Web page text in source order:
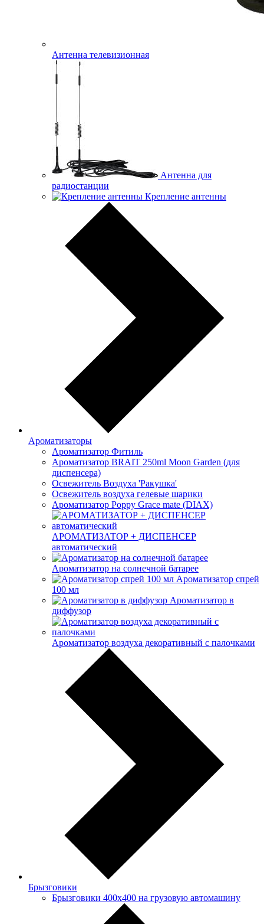
Антенна телевизионная
Антенна для
радиостанции
Крепление антенны
Ароматизаторы
Ароматизатор Фитиль
Ароматизатор BRAIT 250ml Moon Garden (для
диспенсера)
Освежитель Воздуха 'Ракушка'
Освежитель воздуха гелевые шарики
Ароматизатор Poppy Grace mate (DIAX)
АРОМАТИЗАТОР + ДИСПЕНСЕР
автоматический
Ароматизатор на солнечной батарее
Ароматизатор спрей
100 мл
Ароматизатор в
диффузор
Ароматизатор воздуха декоративный с палочками
Брызговики
Брызговики 400х400 на грузовую автомашину